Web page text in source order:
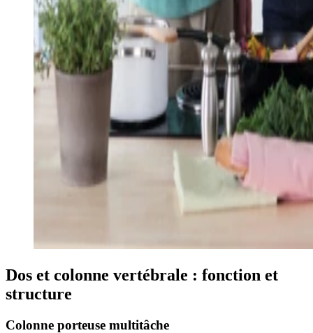
Dos et colonne vertébrale : fonction et
structure
Colonne porteuse multitâche